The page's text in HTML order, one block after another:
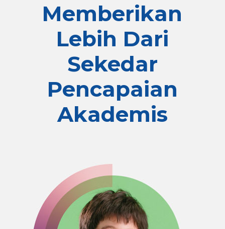
Memberikan
Lebih Dari
Sekedar
Pencapaian
Akademis